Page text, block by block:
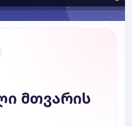
მთვარის